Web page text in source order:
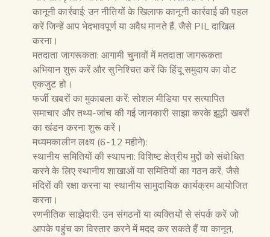
कानूनी कार्रवाई: उन नीतियों के खिलाफ कानूनी कार्रवाई की पहल
करें जिन्हें आप भेदभावपूर्ण या अवैध मानते हैं, जैसे PIL दाखिल
करना।
मतदाता जागरूकता: आगामी चुनावों में मतदाता जागरूकता
अभियान शुरू करें और सुनिश्चित करें कि हिंदू समुदाय का वोट
एकजुट हो।
फर्जी खबरों का मुकाबला करें: सोशल मीडिया पर सत्यापित
समाचार और तथ्य-जांच की गई जानकारी साझा करके झूठी खबरों
का खंडन करना शुरू करें।
मध्यमकालीन लक्ष्य (6-12 महीने):
स्थानीय समितियों की स्थापना: विशिष्ट क्षेत्रीय मुद्दों को संबोधित
करने के लिए स्थानीय शाखाओं या समितियों का गठन करें, जैसे
मंदिरों की रक्षा करना या स्थानीय सामुदायिक कार्यक्रम आयोजित
करना।
रणनीतिक साझेदारी: उन संगठनों या व्यक्तियों से संपर्क करें जो
आपके पहुंच का विस्तार करने में मदद कर सकते हैं या कानून,